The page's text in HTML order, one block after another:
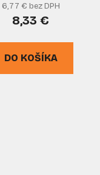
6,77 € bez DPH
8,33 €
DO KOŠÍKA